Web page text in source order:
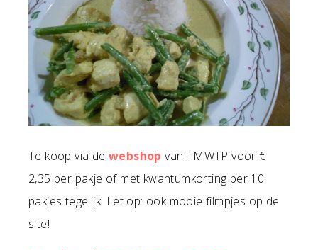
Te koop via de webshop van TMWTP voor €
2,35 per pakje of met kwantumkorting per 10
pakjes tegelijk. Let op: ook mooie filmpjes op de
site!